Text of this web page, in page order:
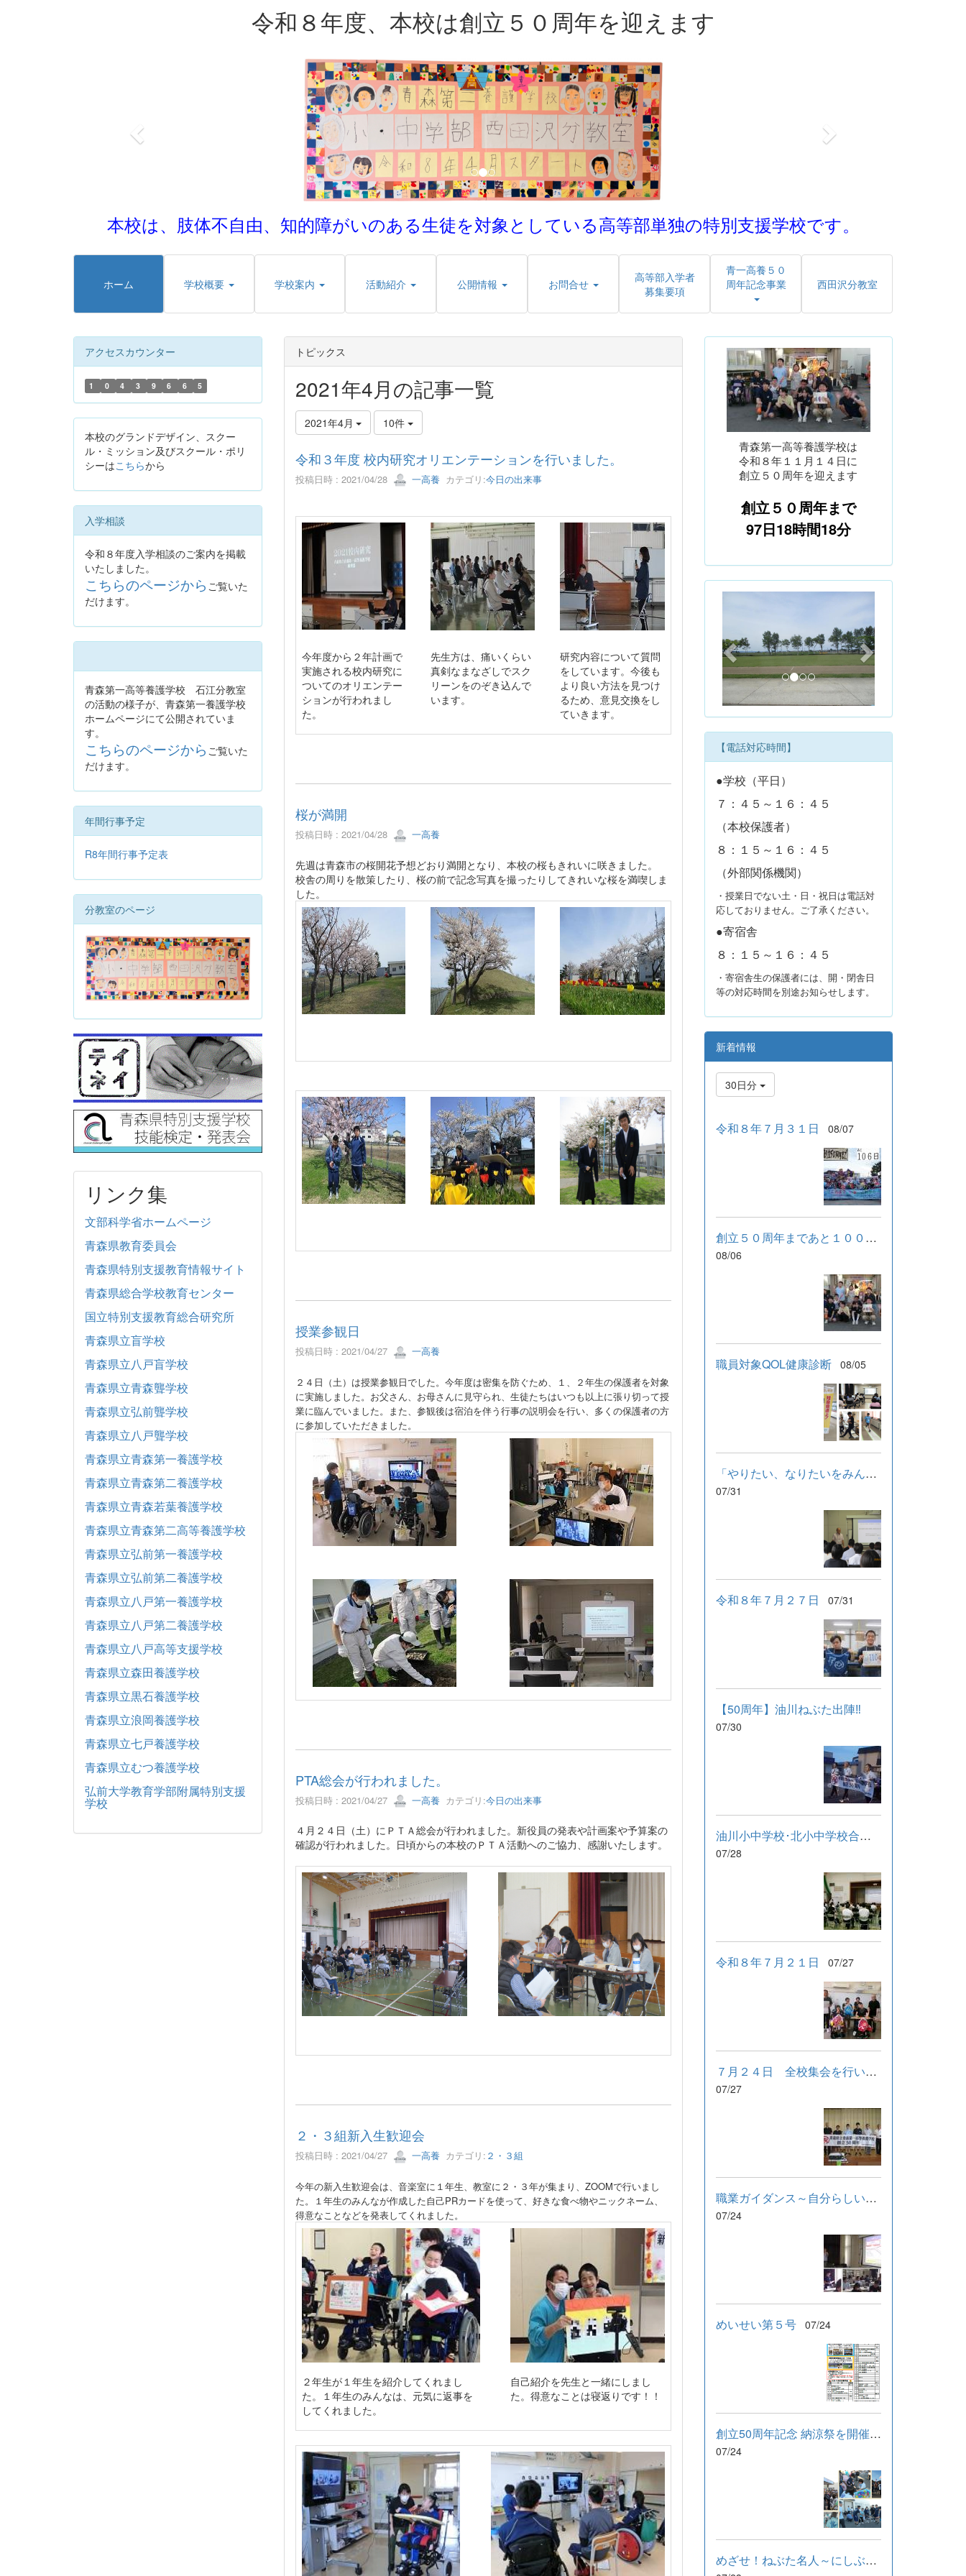
令和８年度、本校は創立５０周年を迎えます
v
i
本校は、肢体不自由、知的障がいのある生徒を対象としている高等部単独の特別支援学校です。
ホーム 学校概要 学校案内 活動紹介 公開情報 お問合せ
高等部入学者
募集要項
青一高養５０
周年記念事業
西田沢分教室
トピックス
2021年4月の記事一覧
2021年4月 10件
令和３年度 校内研究オリエンテーションを行いました。
投稿日時 : 2021/04/28 一高養 カテゴリ:今日の出来事
今年度から２年計画で
実施される校内研究に
ついてのオリエンテー
ションが行われまし
た。
先生方は、痛いくらい
真剣なまなざしでスク
リーンをのぞき込んで
います。
研究内容について質問
をしています。今後も
より良い方法を見つけ
るため、意見交換をし
ていきます。
桜が満開
投稿日時 : 2021/04/28 一高養
先週は青森市の桜開花予想どおり満開となり、本校の桜もきれいに咲きました。
校舎の周りを散策したり、桜の前で記念写真を撮ったりしてきれいな桜を満喫しま
した。
授業参観日
投稿日時 : 2021/04/27 一高養
２４日（土）は授業参観日でした。今年度は密集を防ぐため、１、２年生の保護者を対象
に実施しました。お父さん、お母さんに見守られ、生徒たちはいつも以上に張り切って授
業に臨んでいました。また、参観後は宿泊を伴う行事の説明会を行い、多くの保護者の方
に参加していただきました。
PTA総会が行われました。
投稿日時 : 2021/04/27 一高養 カテゴリ:今日の出来事
４月２４日（土）にＰＴＡ総会が行われました。新役員の発表や計画案や予算案の
確認が行われました。日頃からの本校のＰＴＡ活動へのご協力、感謝いたします。
２・３組新入生歓迎会
投稿日時 : 2021/04/27 一高養 カテゴリ: ２・３組
今年の新入生歓迎会は、音楽室に１年生、教室に２・３年が集まり、ZOOMで行いまし
た。１年生のみんなが作成した自己PRカードを使って、好きな食べ物やニックネーム、
得意なことなどを発表してくれました。
２年生が１年生を紹介してくれまし
た。１年生のみんなは、元気に返事を
してくれました。
自己紹介を先生と一緒にしまし
た。得意なことは寝返りです！！
アクセスカウンター
1 0 4 3 9 6 6 5
本校のグランドデザイン、スクー
ル・ミッション及びスクール・ポリ
シーはこちらから
入学相談
令和８年度入学相談のご案内を掲載
いたしました。
こちらのページから ご覧いた
だけます。
青森第一高等養護学校 石江分教室
の活動の様子が、青森第一養護学校
ホームページにて公開されていま
す。
こちらのページから ご覧いた
だけます。
年間行事予定
R8年間行事予定表
分教室のページ
リンク集
文部科学省ホームページ
青森県教育委員会
青森県特別支援教育情報サイト
青森県総合学校教育センター
国立特別支援教育総合研究所
青森県立盲学校
青森県立八戸盲学校
青森県立青森聾学校
青森県立弘前聾学校
青森県立八戸聾学校
青森県立青森第一養護学校
青森県立青森第二養護学校
青森県立青森若葉養護学校
青森県立青森第二高等養護学校
青森県立弘前第一養護学校
青森県立弘前第二養護学校
青森県立八戸第一養護学校
青森県立八戸第二養護学校
青森県立八戸高等支援学校
青森県立森田養護学校
青森県立黒石養護学校
青森県立浪岡養護学校
青森県立七戸養護学校
青森県立むつ養護学校
弘前大学教育学部附属特別支援
学校
青森第一高等養護学校は
令和８年１１月１４日に
創立５０周年を迎えます
創立５０周年まで
97日18時間18分
e
v
i
o
u
s
e
x
t
【電話対応時間】
●学校（平日）
７：４５～１６：４５
（本校保護者）
８：１５～１６：４５
（外部関係機関）
・授業日でない土・日・祝日は電話対
応しておりません。ご了承ください。
●寄宿舎
８：１５～１６：４５
・寄宿舎生の保護者には、開・閉舎日
等の対応時間を別途お知らせします。
新着情報
30日分
令和８年７月３１日 08/07
創立５０周年まであと１００日！
08/06
職員対象QOL健康診断 08/05
「やりたい、なりたいをみんなで支える」学習会
07/31
令和８年７月２７日 07/31
【50周年】油川ねぶた出陣‼
07/30
油川小中学校･北小中学校合同研修会
07/28
令和８年７月２１日 07/27
７月２４日 全校集会を行いました。
07/27
職業ガイダンス～自分らしい働き方を選ぶために～
07/24
めいせい第５号 07/24
創立50周年記念 納涼祭を開催しました！
07/24
めざせ！ねぶた名人～にしぶんねぶたまつり～